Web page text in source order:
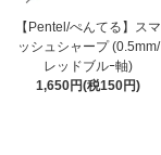
【Pentel/ぺんてる】スマ
ッシュシャープ (0.5mm/
レッドブルｰ軸)
1,650円(税150円)